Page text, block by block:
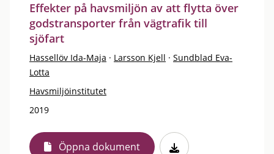
Effekter på havsmiljön av att flytta över
godstransporter från vägtrafik till
sjöfart
Hassellöv Ida-Maja · Larsson Kjell · Sundblad Eva-
Lotta
Havsmiljöinstitutet
2019
Öppna dokument